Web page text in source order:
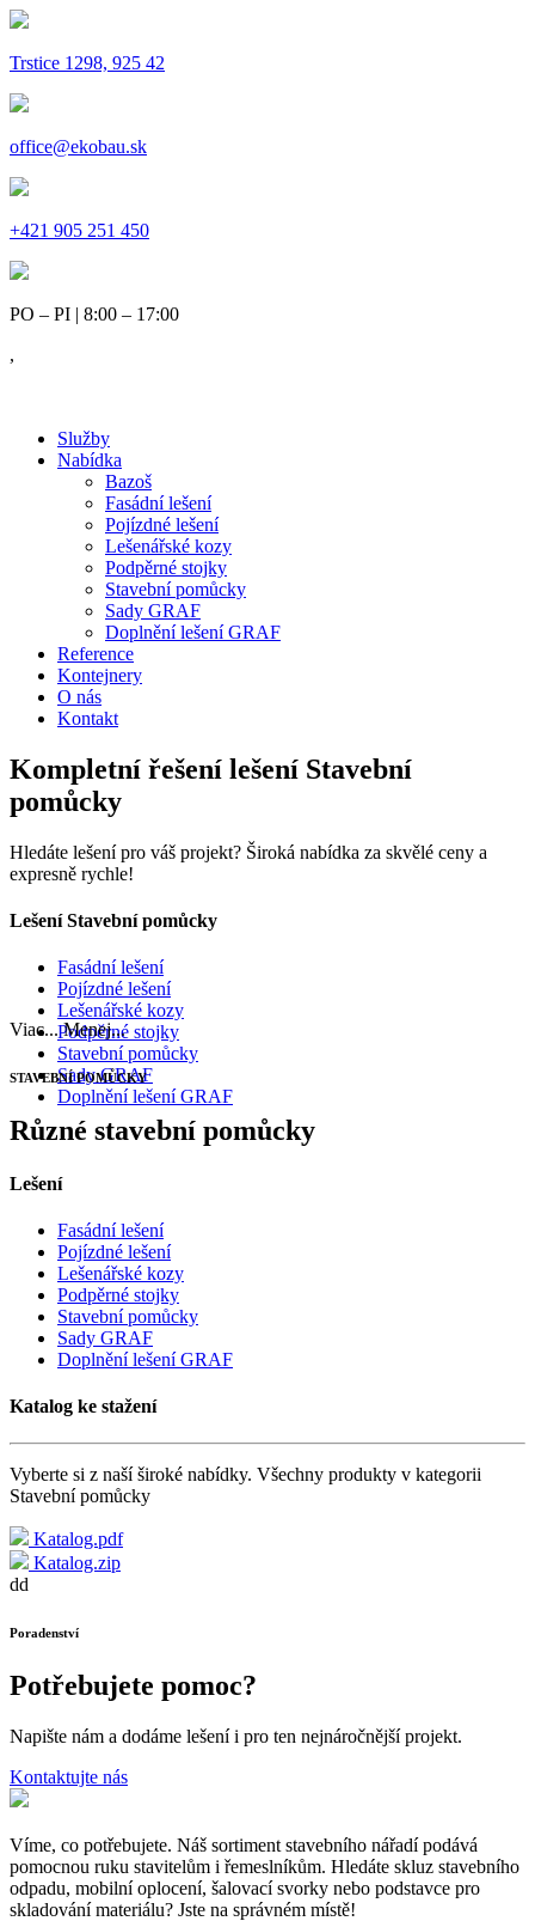
Trstice 1298, 925 42
office@ekobau.sk
+421 905 251 450
PO – PI | 8:00 – 17:00
,
Služby
Nabídka
Bazoš
Fasádní lešení
Pojízdné lešení
Lešenářské kozy
Podpěrné stojky
Stavební pomůcky
Sady GRAF
Doplnění lešení GRAF
Reference
Kontejnery
O nás
Kontakt
Kompletní řešení lešení Stavební
pomůcky
Hledáte lešení pro váš projekt? Široká nabídka za skvělé ceny a
expresně rychle!
Lešení Stavební pomůcky
Fasádní lešení
Pojízdné lešení
Lešenářské kozy
Podpěrné stojky
Stavební pomůcky
Sady GRAF
Doplnění lešení GRAF
Viac... Menej...
STAVEBNÍ POMŮCKY
Různé stavební pomůcky
Lešení
Fasádní lešení
Pojízdné lešení
Lešenářské kozy
Podpěrné stojky
Stavební pomůcky
Sady GRAF
Doplnění lešení GRAF
Katalog ke stažení
Vyberte si z naší široké nabídky. Všechny produkty v kategorii
Stavební pomůcky
Katalog.pdf
Katalog.zip
dd
Poradenství
Potřebujete pomoc?
Napište nám a dodáme lešení i pro ten nejnáročnější projekt.
Kontaktujte nás
Víme, co potřebujete. Náš sortiment stavebního nářadí podává
pomocnou ruku stavitelům i řemeslníkům. Hledáte skluz stavebního
odpadu, mobilní oplocení, šalovací svorky nebo podstavce pro
skladování materiálu? Jste na správném místě!